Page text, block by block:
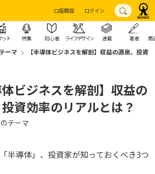
口座開設 ログイン
ット 特集 初心者 ライフデザイン 連載 著者 商
ーマ
【半導体ビジネスを解剖】収益の源泉、投資
体ビジネスを解剖】収益の
資効率のリアルとは？
テーマ
半導体」、投資家が知っておくべき3つ